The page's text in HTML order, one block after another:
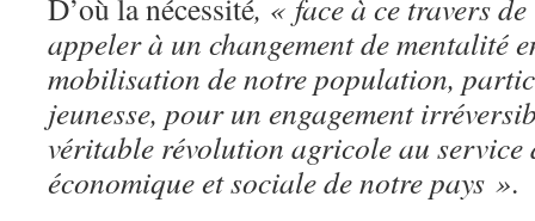
D’où la nécessité, « face à ce travers
appeler à un changement de mentalité
mobilisation de notre population,
jeunesse, pour un engagement
véritable révolution agricole au service
économique et sociale de notre pays ».